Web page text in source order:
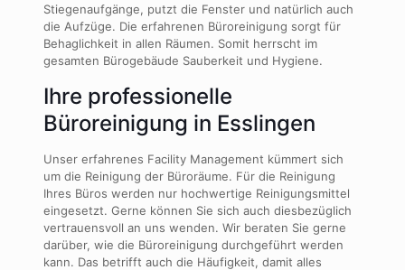
Stiegenaufgänge, putzt die Fenster und natürlich auch
die Aufzüge. Die erfahrenen Büroreinigung sorgt für
Behaglichkeit in allen Räumen. Somit herrscht im
gesamten Bürogebäude Sauberkeit und Hygiene.
Ihre professionelle
Büroreinigung in Esslingen
Unser erfahrenes Facility Management kümmert sich
um die Reinigung der Büroräume. Für die Reinigung
Ihres Büros werden nur hochwertige Reinigungsmittel
eingesetzt. Gerne können Sie sich auch diesbezüglich
vertrauensvoll an uns wenden. Wir beraten Sie gerne
darüber, wie die Büroreinigung durchgeführt werden
kann. Das betrifft auch die Häufigkeit, damit alles